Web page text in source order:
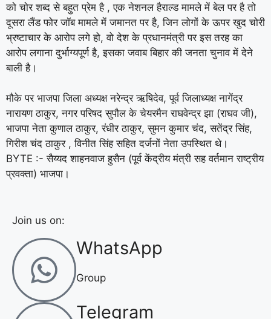
को चोर शब्द से बहुत प्रेम है , एक नेशनल हैराल्ड मामले में बेल पर है तो
दूसरा लैंड फोर जॉब मामले में जमानत पर है, जिन लोगों के ऊपर खुद चोरी
भ्रष्टाचार के आरोप लगे हो, वो देश के प्रधानमंत्री पर इस तरह का
आरोप लगाना दुर्भाग्यपूर्ण है, इसका जवाब बिहार की जनता चुनाव में देने
बाली है।
मौके पर भाजपा जिला अध्यक्ष नरेन्द्र ऋषिदेव, पूर्व जिलाध्यक्ष नागेंद्र
नारायण ठाकुर, नगर परिषद सुपौल के चेयरमैन राघवेन्द्र झा (राघव जी),
भाजपा नेता कुणाल ठाकुर, रंधीर ठाकुर, सुमन कुमार चंद, सतेंद्र सिंह,
गिरीश चंद ठाकुर , विनीत सिंह सहित दर्जनों नेता उपस्थित थे।
BYTE :- सैय्यद शाहनवाज हुसैन (पूर्व केंद्रीय मंत्री सह वर्तमान राष्ट्रीय
प्रवक्ता) भाजपा।
Join us on:
WhatsApp
Group
Telegram